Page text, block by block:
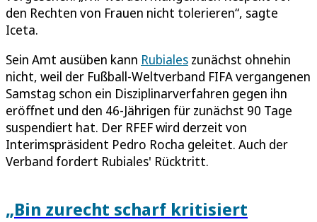
den Rechten von Frauen nicht tolerieren“, sagte
Iceta.
Sein Amt ausüben kann Rubiales zunächst ohnehin
nicht, weil der Fußball-Weltverband FIFA vergangenen
Samstag schon ein Disziplinarverfahren gegen ihn
eröffnet und den 46-Jährigen für zunächst 90 Tage
suspendiert hat. Der RFEF wird derzeit von
Interimspräsident Pedro Rocha geleitet. Auch der
Verband fordert Rubiales' Rücktritt.
„Bin zurecht scharf kritisiert